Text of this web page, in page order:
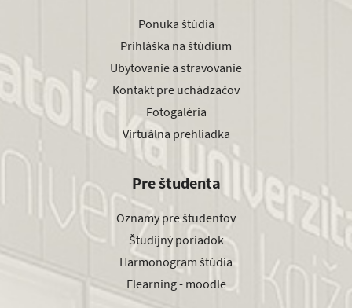
Ponuka štúdia
Prihláška na štúdium
Ubytovanie a stravovanie
Kontakt pre uchádzačov
Fotogaléria
Virtuálna prehliadka
Pre študenta
Oznamy pre študentov
Študijný poriadok
Harmonogram štúdia
Elearning - moodle